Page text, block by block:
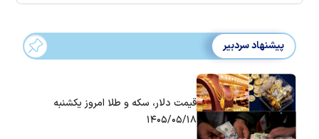
پیشنهاد سردبیر
قیمت دلار، سکه و طلا امروز یکشنبه
۱۴۰۵/۰۵/۱۸